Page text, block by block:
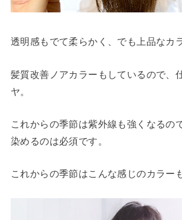
透明感もでて柔らかく、でも上品なカ
髪質改善ノアカラーもしているので、
ヤ。
これからの季節は紫外線も強くなるの
染めるのは必須です。
これからの季節はこんな感じのカラー